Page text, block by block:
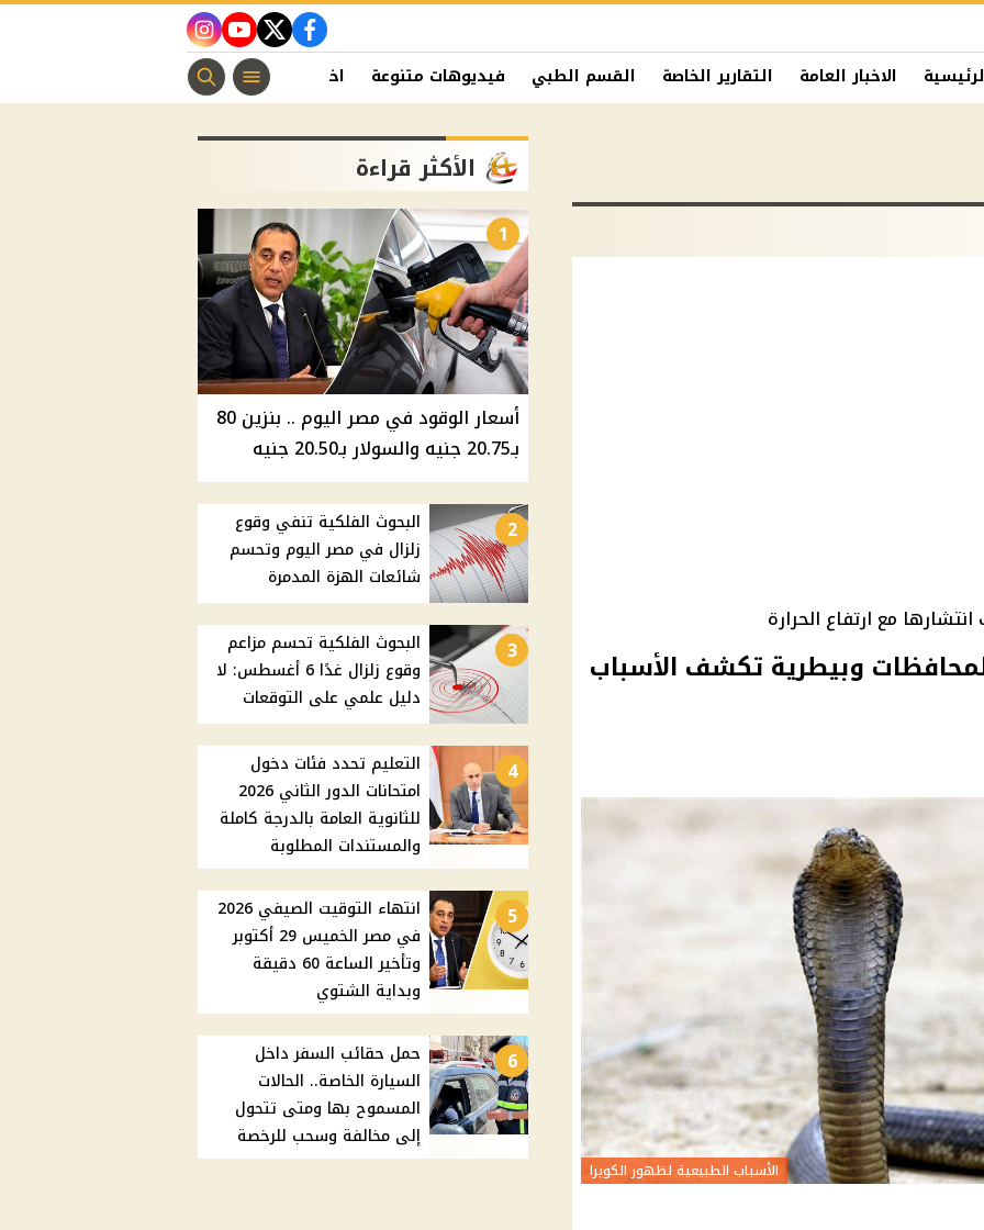
facebook
twitter
youtube
instagram
الاخبار العامة التقارير الخاصة القسم الطبي فيديوهات متنوعة اخبار الفن منوعات مسيحية
مع ارتفاع الحرارة
وبيطرية تكشف الأسباب
الأسباب الطبيعية لظهور الكوبرا
الأكثر قراءة
1
أسعار الوقود في مصر اليوم .. بنزين 80
بـ20.75 جنيه والسولار بـ20.50 جنيه
2
البحوث الفلكية تنفي وقوع
زلزال في مصر اليوم وتحسم
شائعات الهزة المدمرة
3
البحوث الفلكية تحسم مزاعم
وقوع زلزال غدًا 6 أغسطس: لا
دليل علمي على التوقعات
4
التعليم تحدد فئات دخول
امتحانات الدور الثاني 2026
للثانوية العامة بالدرجة كاملة
والمستندات المطلوبة
5
انتهاء التوقيت الصيفي 2026
في مصر الخميس 29 أكتوبر
وتأخير الساعة 60 دقيقة
وبداية الشتوي
6
حمل حقائب السفر داخل
السيارة الخاصة.. الحالات
المسموح بها ومتى تتحول
إلى مخالفة وسحب للرخصة